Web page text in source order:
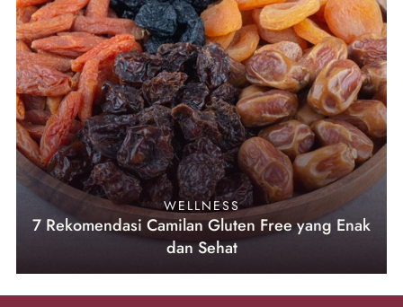
WELLNESS
7 Rekomendasi Camilan Gluten Free yang Enak
dan Sehat